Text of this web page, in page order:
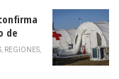
de
, REGIONES,